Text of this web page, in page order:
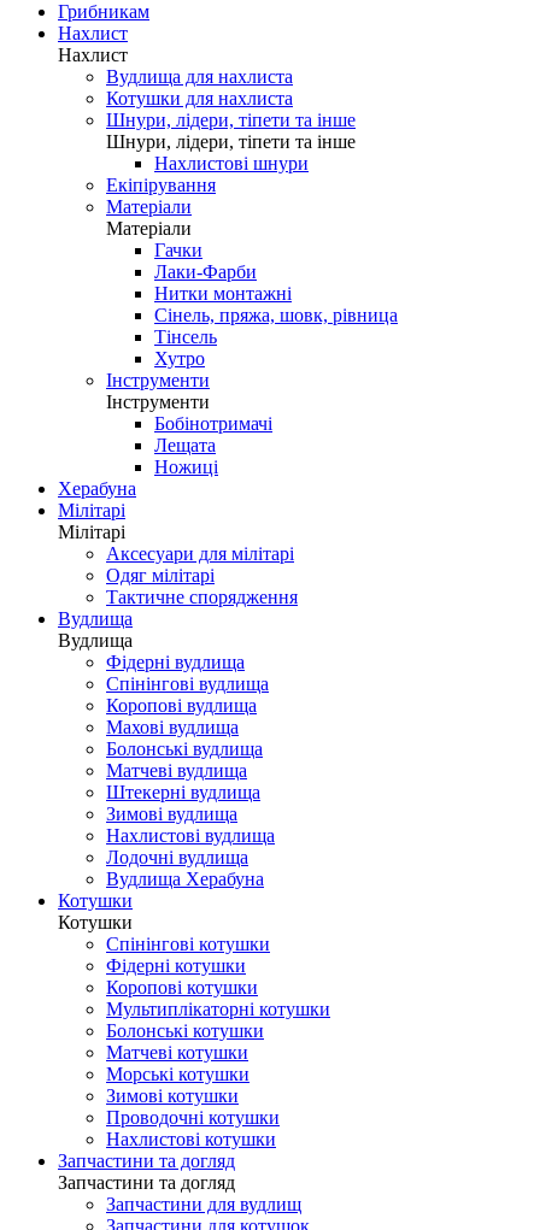
Грибникам
Нахлист
Нахлист
Вудлища для нахлиста
Котушки для нахлиста
Шнури, лідери, тіпети та інше
Шнури, лідери, тіпети та інше
Нахлистові шнури
Екіпірування
Матеріали
Матеріали
Гачки
Лаки-Фарби
Нитки монтажні
Сінель, пряжа, шовк, рівница
Тінсель
Хутро
Інструменти
Інструменти
Бобінотримачі
Лещата
Ножиці
Херабуна
Мілітарі
Мілітарі
Аксесуари для мілітарі
Одяг мілітарі
Тактичне спорядження
Вудлища
Вудлища
Фідерні вудлища
Спінінгові вудлища
Коропові вудлища
Махові вудлища
Болонські вудлища
Матчеві вудлища
Штекерні вудлища
Зимові вудлища
Нахлистові вудлища
Лодочні вудлища
Вудлища Херабуна
Котушки
Котушки
Спінінгові котушки
Фідерні котушки
Коропові котушки
Мультиплікаторні котушки
Болонські котушки
Матчеві котушки
Морські котушки
Зимові котушки
Проводочні котушки
Нахлистові котушки
Запчастини та догляд
Запчастини та догляд
Запчастини для вудлищ
Запчастини для котушок